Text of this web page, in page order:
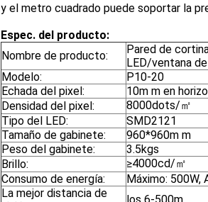
y el metro cuadrado puede soportar la
Espec. del producto:
Nombre de producto:
Pared de
LED/ventana
Modelo:
P10-20
Echada del pixel:
10m m en
Densidad del pixel:
8000dots/㎡
Tipo del LED:
SMD2121
Tamaño de gabinete:
960*960m m
Peso del gabinete:
3.5kgs
Brillo:
≥4000cd/㎡
Consumo de energía:
Máximo: 500W,
La mejor distancia de